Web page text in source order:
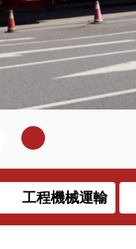
工程機械運輸